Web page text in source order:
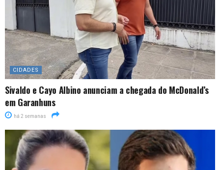
CIDADES
Sivaldo e Cayo Albino anunciam a chegada do McDonald’s
em Garanhuns
há 2 semanas